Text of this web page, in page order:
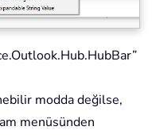
modda değilse,
menüsünden